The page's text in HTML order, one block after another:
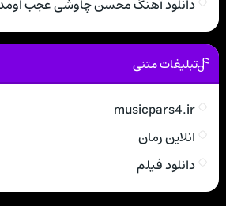
دانلود آهنگ محسن چاوشی عجب
تبلیغات متنی
musicpars4.ir
انلاین رمان
دانلود فیلم